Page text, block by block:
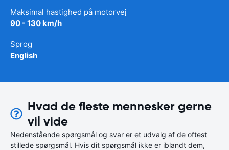
Maksimal hastighed på motorvej
90 - 130 km/h
Sprog
English
Hvad de fleste mennesker gerne
vil vide
Nedenstående spørgsmål og svar er et udvalg af de oftest
stillede spørgsmål. Hvis dit spørgsmål ikke er iblandt dem,